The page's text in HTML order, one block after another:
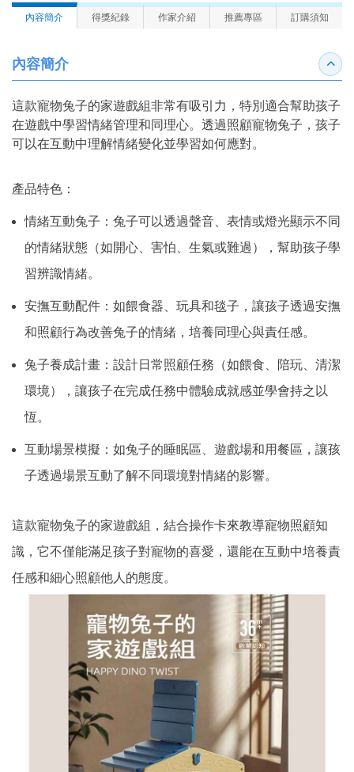
內容簡介 得獎紀錄 作家介紹 推薦專區 訂購須知
內容簡介 收合
這款寵物兔子的家遊戲組非常有吸引力，特別適合幫助孩子
在遊戲中學習情緒管理和同理心。透過照顧寵物兔子，孩子
可以在互動中理解情緒變化並學習如何應對。
產品特色：
情緒互動兔子：兔子可以透過聲音、表情或燈光顯示不同
的情緒狀態（如開心、害怕、生氣或難過），幫助孩子學
習辨識情緒。
安撫互動配件：如餵食器、玩具和毯子，讓孩子透過安撫
和照顧行為改善兔子的情緒，培養同理心與責任感。
兔子養成計畫：設計日常照顧任務（如餵食、陪玩、清潔
環境），讓孩子在完成任務中體驗成就感並學會持之以
恆。
互動場景模擬：如兔子的睡眠區、遊戲場和用餐區，讓孩
子透過場景互動了解不同環境對情緒的影響。
這款寵物兔子的家遊戲組，結合操作卡來教導寵物照顧知
識，它不僅能滿足孩子對寵物的喜愛，還能在互動中培養責
任感和細心照顧他人的態度。